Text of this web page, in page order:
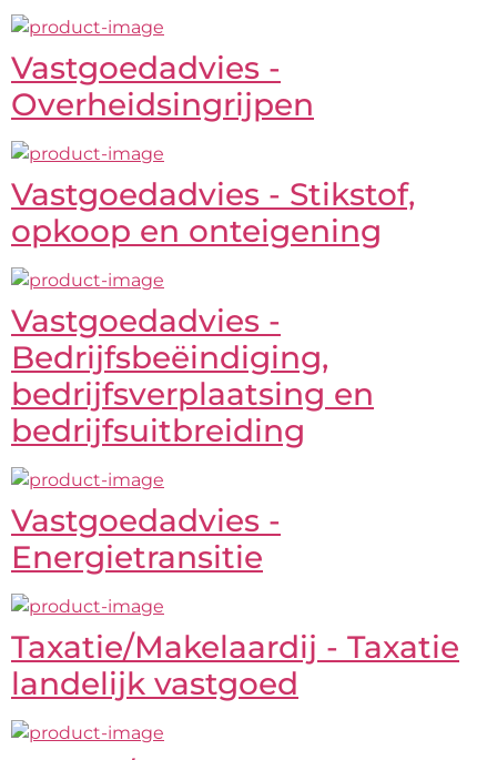
Vastgoedadvies -
Overheidsingrijpen
Vastgoedadvies - Stikstof,
opkoop en onteigening
Vastgoedadvies -
Bedrijfsbeëindiging,
bedrijfsverplaatsing en
bedrijfsuitbreiding
Vastgoedadvies -
Energietransitie
Taxatie/Makelaardij - Taxatie
landelijk vastgoed